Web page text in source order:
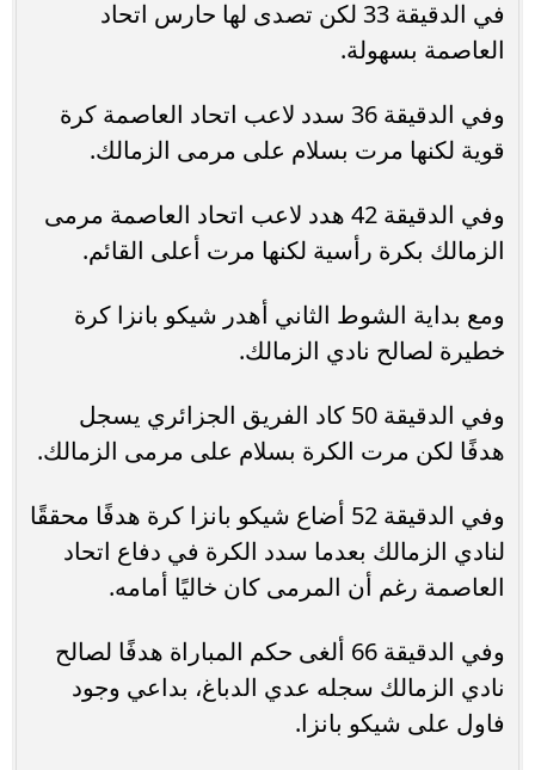
في الدقيقة 33 لكن تصدى لها حارس اتحاد
العاصمة بسهولة.
وفي الدقيقة 36 سدد لاعب اتحاد العاصمة كرة
قوية لكنها مرت بسلام على مرمى الزمالك.
وفي الدقيقة 42 هدد لاعب اتحاد العاصمة مرمى
الزمالك بكرة رأسية لكنها مرت أعلى القائم.
ومع بداية الشوط الثاني أهدر شيكو بانزا كرة
خطيرة لصالح نادي الزمالك.
وفي الدقيقة 50 كاد الفريق الجزائري يسجل
هدفًا لكن مرت الكرة بسلام على مرمى الزمالك.
وفي الدقيقة 52 أضاع شيكو بانزا كرة هدفًا محققًا
لنادي الزمالك بعدما سدد الكرة في دفاع اتحاد
العاصمة رغم أن المرمى كان خاليًا أمامه.
وفي الدقيقة 66 ألغى حكم المباراة هدفًا لصالح
نادي الزمالك سجله عدي الدباغ، بداعي وجود
فاول على شيكو بانزا.